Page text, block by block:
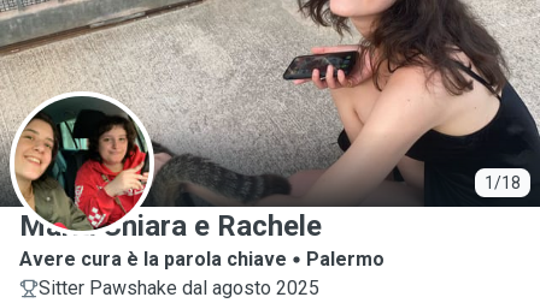
1/18
M
Maria Chiara e Rachele
Avere cura è la parola chiave
Palermo
Sitter Pawshake dal agosto 2025